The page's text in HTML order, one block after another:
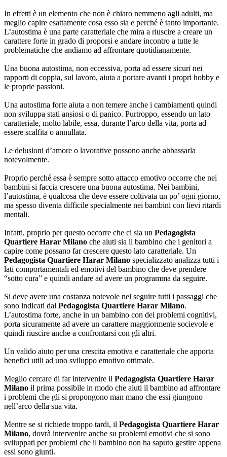
In effetti è un elemento che non è chiaro nemmeno agli adulti, ma
meglio capire esattamente cosa esso sia e perché è tanto importante.
L’autostima è una parte caratteriale che mira a riuscire a creare un
carattere forte in grado di proporsi e andare incontro a tutte le
problematiche che andiamo ad affrontare quotidianamente.
Una buona autostima, non eccessiva, porta ad essere sicuri nei
rapporti di coppia, sul lavoro, aiuta a portare avanti i propri hobby e
le proprie passioni.
Una autostima forte aiuta a non temere anche i cambiamenti quindi
non sviluppa stati ansiosi o di panico. Purtroppo, essendo un lato
caratteriale, molto labile, essa, durante l’arco della vita, porta ad
essere scalfita o annullata.
Le delusioni d’amore o lavorative possono anche abbassarla
notevolmente.
Proprio perché essa è sempre sotto attacco emotivo occorre che nei
bambini si faccia crescere una buona autostima. Nei bambini,
l’autostima, è qualcosa che deve essere coltivata un po’ ogni giorno,
ma spesso diventa difficile specialmente nei bambini con lievi ritardi
mentali.
Infatti, proprio per questo occorre che ci sia un Pedagogista
Quartiere Harar Milano che aiuti sia il bambino che i genitori a
capire come possano far crescere questo lato caratteriale. Un
Pedagogista Quartiere Harar Milano specializzato analizza tutti i
lati comportamentali ed emotivi del bambino che deve prendere
“sotto cura” e quindi andare ad avere un programma da seguire.
Si deve avere una costanza notevole nel seguire tutti i passaggi che
sono indicati dal Pedagogista Quartiere Harar Milano.
L’autostima forte, anche in un bambino con dei problemi cognitivi,
porta sicuramente ad avere un carattere maggiormente socievole e
quindi riuscire anche a confrontarsi con gli altri.
Un valido aiuto per una crescita emotiva e caratteriale che apporta
benefici utili ad uno sviluppo emotivo ottimale.
Meglio cercare di far intervenire il Pedagogista Quartiere Harar
Milano il prima possibile in modo che aiuti il bambino ad affrontare
i problemi che gli si propongono man mano che essi giungono
nell’arco della sua vita.
Mentre se si richiede troppo tardi, il Pedagogista Quartiere Harar
Milano, dovrà intervenire anche su problemi emotivi che si sono
sviluppati per problemi che il bambino non ha saputo gestire appena
essi sono giunti.